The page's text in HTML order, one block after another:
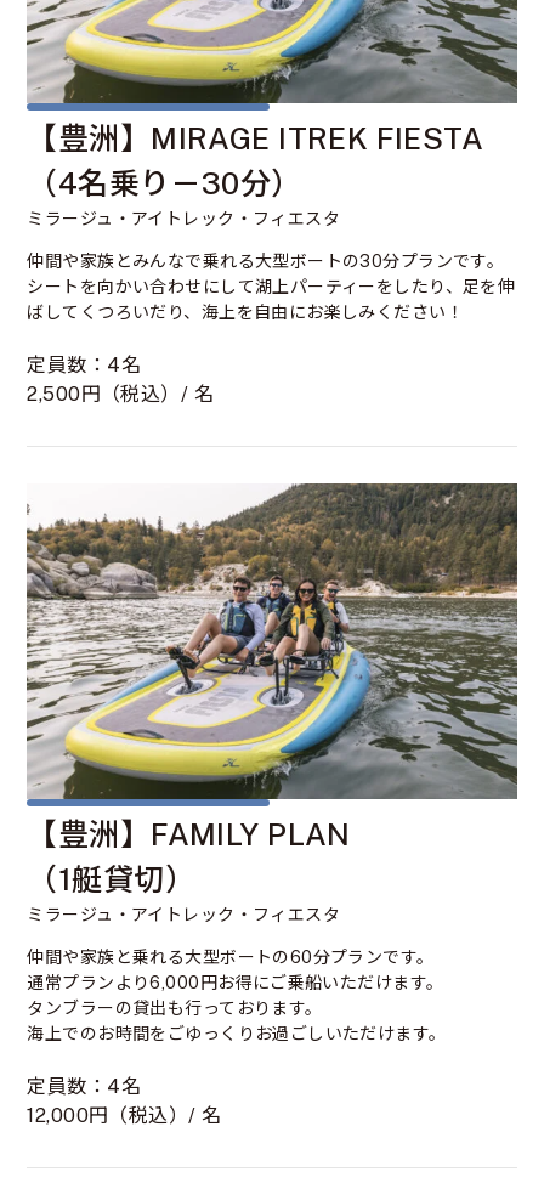
【豊洲】MIRAGE ITREK FIESTA
（4名乗り－30分）
ミラージュ・アイトレック・フィエスタ
仲間や家族とみんなで乗れる大型ボートの30分プランです。
シートを向かい合わせにして湖上パーティーをしたり、足を伸
ばしてくつろいだり、海上を自由にお楽しみください！
定員数：4名
2,500円（税込）/ 名
【豊洲】FAMILY PLAN
（1艇貸切）
ミラージュ・アイトレック・フィエスタ
仲間や家族と乗れる大型ボートの60分プランです。
通常プランより6,000円お得にご乗船いただけます。
タンブラーの貸出も行っております。
海上でのお時間をごゆっくりお過ごしいただけます。
定員数：4名
12,000円（税込）/ 名